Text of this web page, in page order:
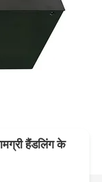
हैंडलिंग के